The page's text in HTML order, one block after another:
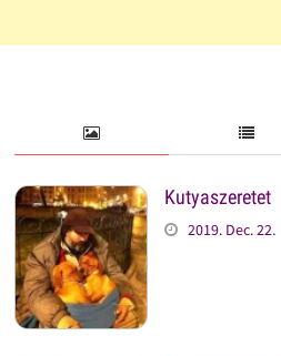
Kutyaszeretet
2019. Dec. 22.